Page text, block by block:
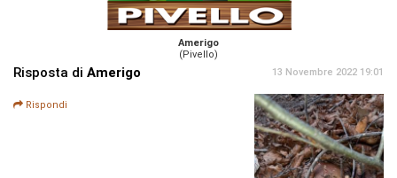
Amerigo
(Pivello)
Risposta di Amerigo 13 Novembre 2022 19:01
Rispondi